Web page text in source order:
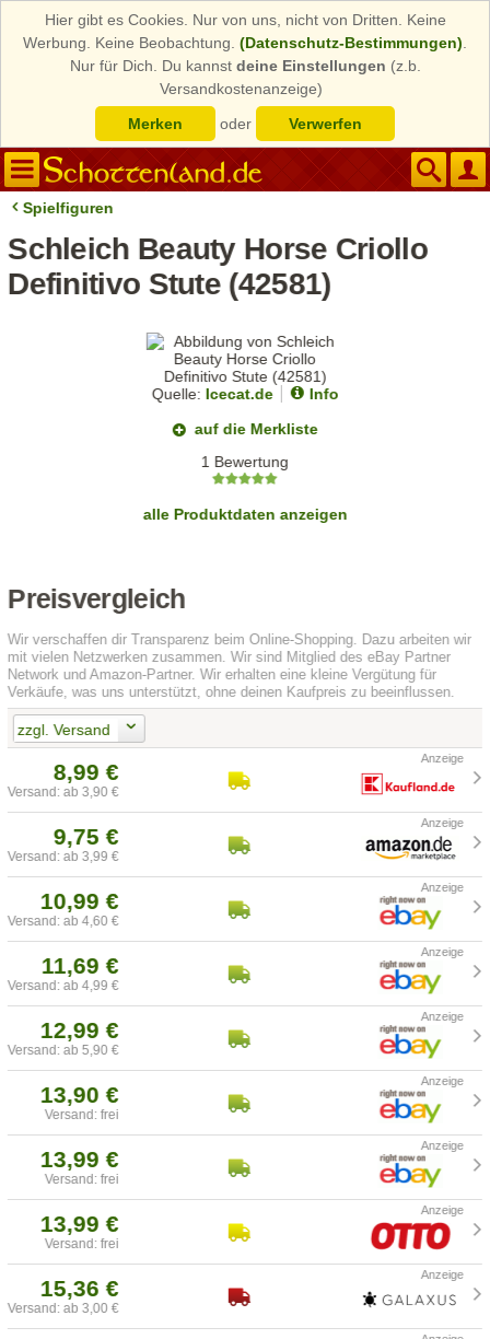
Hier gibt es Cookies. Nur von uns, nicht von Dritten. Keine
Werbung. Keine Beobachtung. (Datenschutz-Bestimmungen)
Nur für Dich. Du kannst deine Einstellungen (z.b.
Versandkostenanzeige)
Merken
oder Verwerfen
Spielfiguren
Schleich Beauty Horse Criollo
Definitivo Stute (42581)
Quelle: Icecat.de
Info
auf die Merkliste
1 Bewertung
alle Produktdaten anzeigen
Preisvergleich
Wir verschaffen dir Transparenz beim Online-Shopping. Dazu arbeiten wir
mit vielen Netzwerken zusammen. Wir sind Mitglied des eBay Partner
Network und Amazon-Partner. Wir erhalten eine kleine Vergütung für
Verkäufe, was uns unterstützt, ohne deinen Kaufpreis zu beeinflussen.
zzgl. Versand
8,99 €
Versand: ab 3,90 €
9,75 €
Versand: ab 3,99 €
10,99 €
Versand: ab 4,60 €
11,69 €
Versand: ab 4,99 €
12,99 €
Versand: ab 5,90 €
13,90 €
Versand: frei
13,99 €
Versand: frei
13,99 €
Versand: frei
15,36 €
Versand: ab 3,00 €